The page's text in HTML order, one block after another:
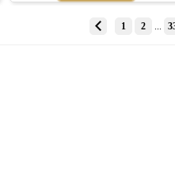
1 2 ...